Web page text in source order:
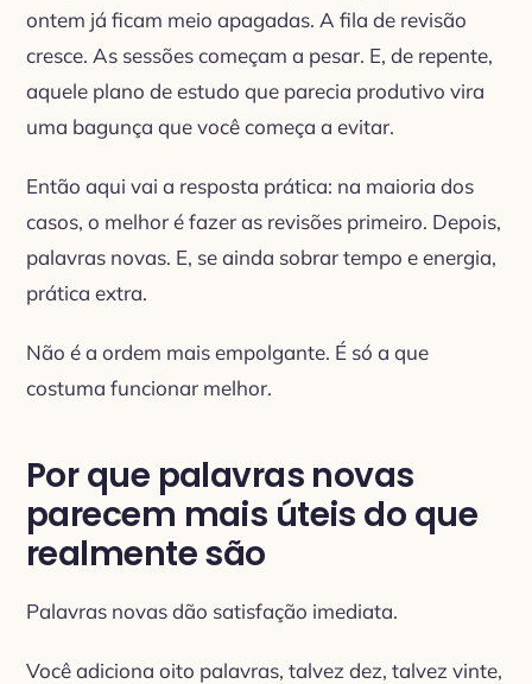
ontem já ficam meio apagadas. A fila de revisão
cresce. As sessões começam a pesar. E, de repente,
aquele plano de estudo que parecia produtivo vira
uma bagunça que você começa a evitar.
Então aqui vai a resposta prática: na maioria dos
casos, o melhor é fazer as revisões primeiro. Depois,
palavras novas. E, se ainda sobrar tempo e energia,
prática extra.
Não é a ordem mais empolgante. É só a que
costuma funcionar melhor.
Por que palavras novas
parecem mais úteis do que
realmente são
Palavras novas dão satisfação imediata.
Você adiciona oito palavras, talvez dez, talvez vinte,